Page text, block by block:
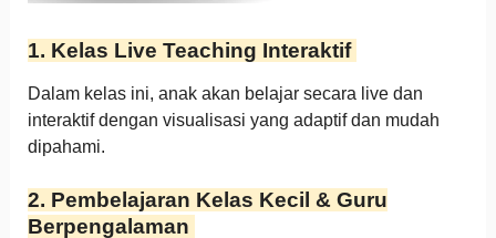
1. Kelas Live Teaching Interaktif
Dalam kelas ini, anak akan belajar secara live dan
interaktif dengan visualisasi yang adaptif dan mudah
dipahami.
2. Pembelajaran Kelas Kecil & Guru
Berpengalaman